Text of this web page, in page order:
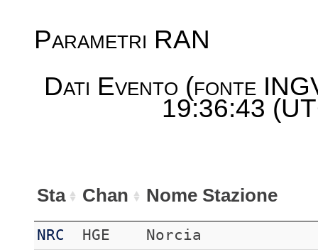
Parametri RAN
Dati Evento (fonte
19:36:43
Sta Chan Nome Stazione
NRC HGE
Norcia